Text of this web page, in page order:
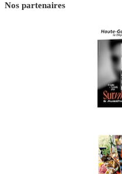
Nos partenaires